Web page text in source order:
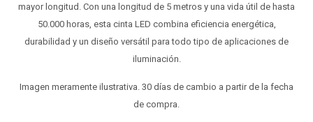
mayor longitud. Con una longitud de 5 metros y una vida útil de hasta
50.000 horas, esta cinta LED combina eficiencia energética,
durabilidad y un diseño versátil para todo tipo de aplicaciones de
iluminación.
Imagen meramente ilustrativa. 30 días de cambio a partir de la fecha
de compra.